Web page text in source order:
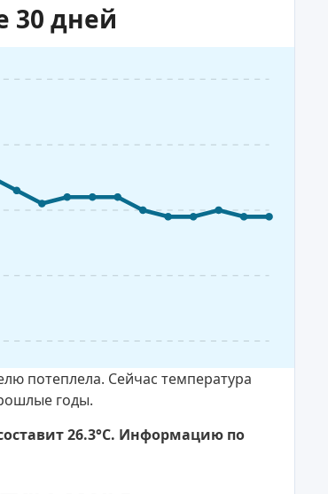
30 дней
потеплела. Сейчас температура
годы.
26.3°C. Информацию по